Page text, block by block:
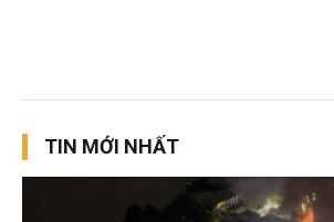
TIN MỚI NHẤT